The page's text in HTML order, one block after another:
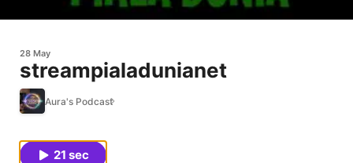
28 May
streampialadunianet
Aura's Podcast
21 sec